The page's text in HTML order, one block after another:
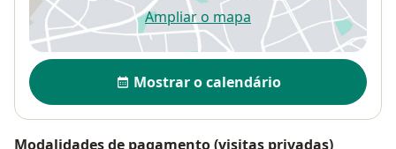
Ampliar o mapaabre num novo separador
Disponibilidade
Mostrar o calendário
Modalidades de pagamento (visitas privadas)